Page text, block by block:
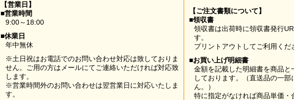
【営業日】
■営業時間
9:00～18:00
■休業日
年中無休
※土日祝はお電話でのお問い合わせ対応は致しておりま
せん。ご用の方はメールにてご連絡いただければ対応致
します。
※営業時間外のお問い合わせは翌営業日に対応いたしま
す。
【ご注文書類について】
■領収書
領収書は出荷時に領収書発行
す。
プリントアウトしてご利用くだ
■お買い上げ明細書
金額を記載した明細書を商品と
しております。（直送品の一
ん。）
特に指定がなければ商品単価・